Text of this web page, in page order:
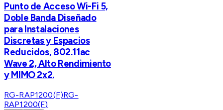
Punto de Acceso Wi-Fi 5,
Doble Banda Diseñado
para Instalaciones
Discretas y Espacios
Reducidos, 802.11ac
Wave 2, Alto Rendimiento
y MIMO 2x2.
RG-RAP1200(F)RG-
RAP1200(F)